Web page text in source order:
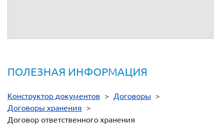
ПОЛЕЗНАЯ ИНФОРМАЦИЯ
Конструктор документов > Договоры >
Договоры хранения >
Договор ответственного хранения